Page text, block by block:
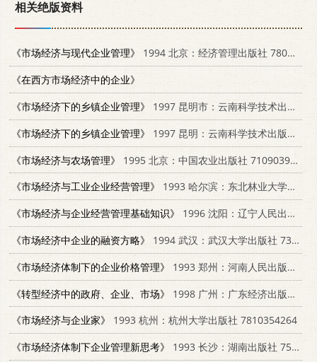
相关绝版资料
《市场经济与现代企业管理》
1994 北京：经济管理出版社 7800251101
《在西方市场经济中的企业》
《市场经济下的乡镇企业管理》
1997 昆明市：云南科学技术出版社 7541610321
《市场经济下的乡镇企业管理》
1997 昆明：云南科学技术出版社 7541610321
《市场经济与农场管理》
1995 北京：中国农业出版社 7109039560
《市场经济与工业企业经营管理》
1993 哈尔滨：东北林业大学出版社 7810083716
《市场经济与企业经营管理基础知识》
1996 沈阳：辽宁人民出版社 720503602X
《市场经济中企业的融资方略》
1994 武汉：武汉大学出版社 7307018055
《市场经济体制下的企业价格管理》
1993 郑州：河南人民出版社 7215029085
《转型经济中的政府、企业、市场》
1998 广州：广东经济出版社 7806323538
《市场经济与企业家》
1993 杭州：杭州大学出版社 7810354264
《市场经济体制下企业管理新思考》
1993 长沙：湖南出版社 7543806525